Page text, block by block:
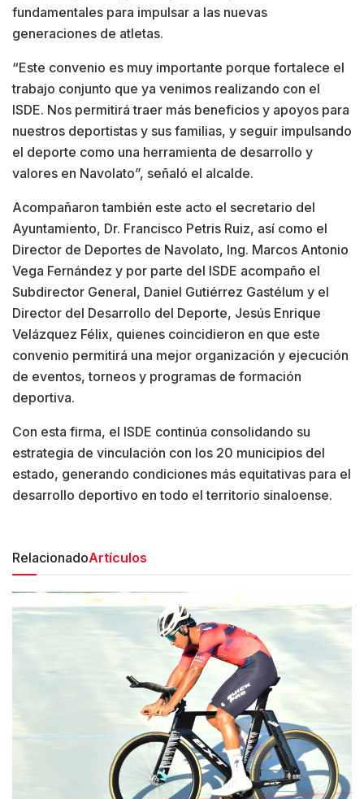
fundamentales para impulsar a las nuevas
generaciones de atletas.
“Este convenio es muy importante porque fortalece el
trabajo conjunto que ya venimos realizando con el
ISDE. Nos permitirá traer más beneficios y apoyos para
nuestros deportistas y sus familias, y seguir impulsando
el deporte como una herramienta de desarrollo y
valores en Navolato”, señaló el alcalde.
Acompañaron también este acto el secretario del
Ayuntamiento, Dr. Francisco Petris Ruiz, así como el
Director de Deportes de Navolato, Ing. Marcos Antonio
Vega Fernández y por parte del ISDE acompaño el
Subdirector General, Daniel Gutiérrez Gastélum y el
Director del Desarrollo del Deporte, Jesús Enrique
Velázquez Félix, quienes coincidieron en que este
convenio permitirá una mejor organización y ejecución
de eventos, torneos y programas de formación
deportiva.
Con esta firma, el ISDE continúa consolidando su
estrategia de vinculación con los 20 municipios del
estado, generando condiciones más equitativas para el
desarrollo deportivo en todo el territorio sinaloense.
RelacionadoArtículos